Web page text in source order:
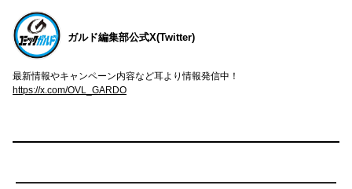
ガルド編集部公式X(Twitter)
最新情報やキャンペーン内容など耳より情報発信中！
https://x.com/OVL_GARDO